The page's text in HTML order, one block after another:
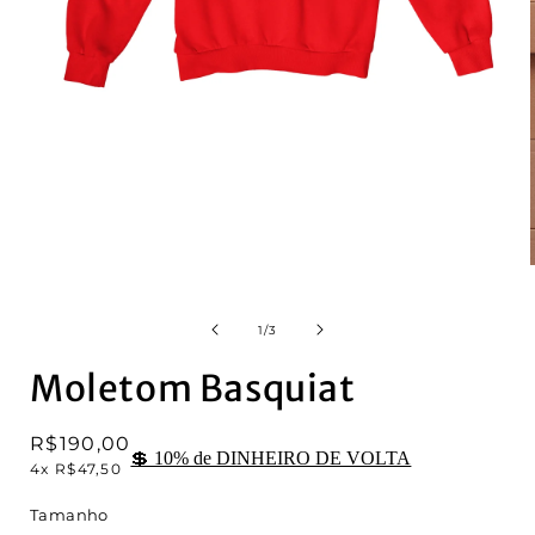
1/of
3
Moletom Basquiat
Regular
price
R$190,00
4x R$47,50
💲 10% de DINHEIRO DE VOLTA
Tamanho